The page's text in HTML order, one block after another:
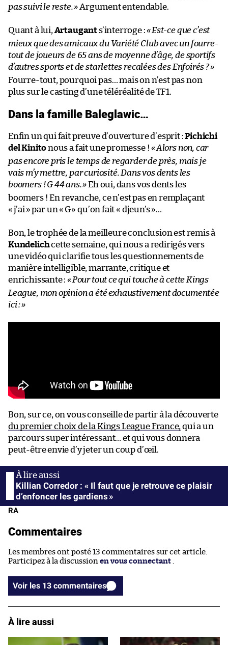
pas suivi le reste.»Argument entendable.
Quant à lui, Artaugant s’interroge :«Est-ce que c’est
mieux que des amicaux du Variété Club avec un fourre-
tout de joueurs de 65 ans de moyenne d’âge, de sportifs
d’autres sports et de starlettes recalées des Enfoirés ?»
Fourre-tout, pourquoi pas… mais on n’est pas non
plus sur le casting d’une téléréalité de TF1.
Dans la famille Baleglawic…
Enfin un qui fait preuve d’ouverture d’esprit :Pichichi
del Kinitonous a fait une promesse !«Alors non, car
pas encore pris le temps de regarder de près, mais je
vais m’y mettre, par curiosité. Dans vos dents les
boomers ! G 44 ans.»Eh oui, dans vos dents les
boomers ! En revanche, ce n’est pas en remplaçant
«j’ai » par un « G» qu’on fait « djeun’s »…
Bon, le trophée de la meilleure conclusion est remis à
Kundelichcette semaine, qui nous a redirigés vers
une vidéo qui clarifie tous les questionnements de
manière intelligible, marrante, critique et
enrichissante :«Pour tout ce qui touche à cette Kings
League, mon opinion a été exhaustivement documentée
ici :»
Bon, sur ce, on vous conseille de partir à la découverte
du premier choix de la Kings League France, qui a un
parcours super intéressant… et qui vous donnera
peut-être envie d’y jeter un coup d’œil.
Killian Corredor : « Il faut que je retrouve ce plaisir
d’enfoncer les gardiens »
RA
Commentaires
Les membres ont posté 13 commentaires sur cet article.
Participez à la discussion en vous connectant
Voir les 13 commentaires
À lire aussi